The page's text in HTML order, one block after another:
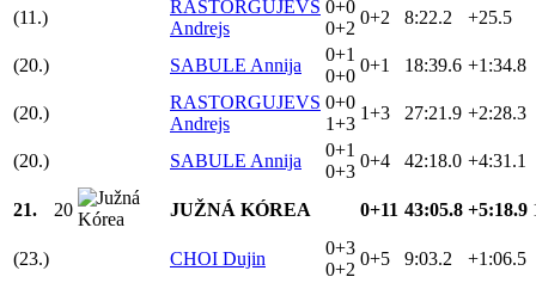
(11.)
RASTORGUJEVS
Andrejs
0+0
0+2
0+2 8:22.2 +25.5
(20.) SABULE Annija
0+1
0+0
0+1 18:39.6 +1:34.8
(20.)
RASTORGUJEVS
Andrejs
0+0
1+3
1+3 27:21.9 +2:28.3
(20.) SABULE Annija
0+1
0+3
0+4 42:18.0 +4:31.1
21. 20 JUŽNÁ KÓREA 0+11 43:05.8 +5:18.9
(23.) CHOI Dujin
0+3
0+2
0+5 9:03.2 +1:06.5